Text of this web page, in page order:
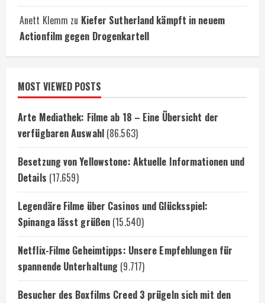
Anett Klemm zu Kiefer Sutherland kämpft in neuem
Actionfilm gegen Drogenkartell
MOST VIEWED POSTS
Arte Mediathek: Filme ab 18 – Eine Übersicht der
verfügbaren Auswahl (86.563)
Besetzung von Yellowstone: Aktuelle Informationen und
Details (17.659)
Legendäre Filme über Casinos und Glücksspiel:
Spinanga lässt grüßen (15.540)
Netflix-Filme Geheimtipps: Unsere Empfehlungen für
spannende Unterhaltung (9.717)
Besucher des Boxfilms Creed 3 prügeln sich mit den